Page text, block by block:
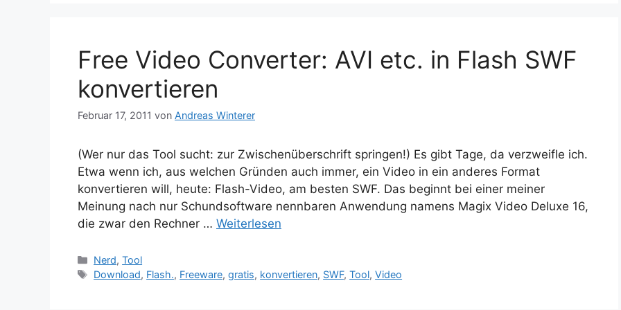
Free Video Converter: AVI etc. in Flash SWF
konvertieren
Februar 17, 2011 von Andreas Winterer
(Wer nur das Tool sucht: zur Zwischenüberschrift springen!) Es gibt Tage, da verzweifle ich.
Etwa wenn ich, aus welchen Gründen auch immer, ein Video in ein anderes Format
konvertieren will, heute: Flash-Video, am besten SWF. Das beginnt bei einer meiner
Meinung nach nur Schundsoftware nennbaren Anwendung namens Magix Video Deluxe 16,
die zwar den Rechner … Weiterlesen
Kategorien
Nerd,Tool
Schlagwörter
Download, Flash., Freeware,gratis, konvertieren, SWF,Tool,Video